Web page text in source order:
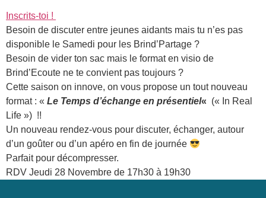
Inscrits-toi !
Besoin de discuter entre jeunes aidants mais tu n’es pas
disponible le Samedi pour les Brind’Partage ?
Besoin de vider ton sac mais le format en visio de
Brind’Ecoute ne te convient pas toujours ?
Cette saison on innove, on vous propose un tout nouveau
format : « Le Temps d’échange en présentiel« (« In Real
Life ») !!
Un nouveau rendez-vous pour discuter, échanger, autour
d’un goûter ou d’un apéro en fin de journée
Parfait pour décompresser.
RDV Jeudi 28 Novembre de 17h30 à 19h30